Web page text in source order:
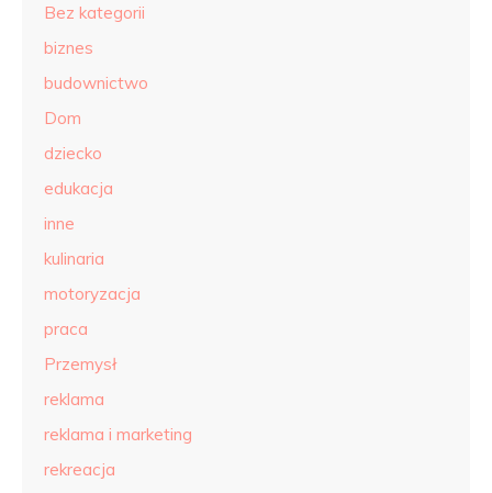
Bez kategorii
biznes
budownictwo
Dom
dziecko
edukacja
inne
kulinaria
motoryzacja
praca
Przemysł
reklama
reklama i marketing
rekreacja